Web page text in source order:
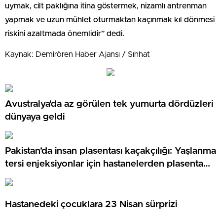
uymak, cilt paklığına itina göstermek, nizamlı antrenman
yapmak ve uzun mühlet oturmaktan kaçınmak kıl dönmesi
riskini azaltmada önemlidir” dedi.
Kaynak: Demirören Haber Ajansı / Sıhhat
Avustralya’da az görülen tek yumurta dördüzleri
dünyaya geldi
Pakistan’da insan plasentası kaçakçılığı: Yaşlanma
tersi enjeksiyonlar için hastanelerden plasenta
çalan şebekeye soruşturma
Hastanedeki çocuklara 23 Nisan sürprizi